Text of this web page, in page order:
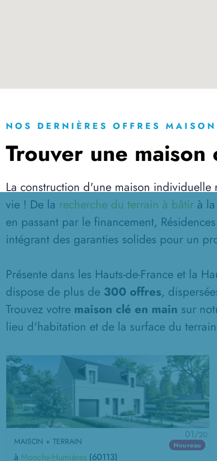
NOS DERNIÈRES OFFRES
Trouver une maison
La construction d'une maison
vie ! De la recherche du terrain à bâtir à
en passant par le financement,
intégrant des garanties solides pour un
Présente dans les Hauts-de-France et la
dispose de plus de 300 offres,
Trouvez votre maison clé en main sur
lieu d'habitation et de la surface du
01/20
Nouveau
MAISON + TERRAIN
à Monchy-Humières (60113)